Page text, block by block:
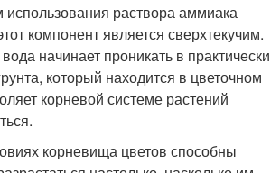
раствора аммиака
компонент является сверхтекучим.
начинает проникать в практически
который находится в цветочном
корневой системе растений
корневища цветов способны